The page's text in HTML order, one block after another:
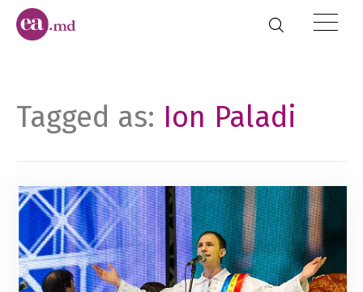
Tagged as: Ion Paladi